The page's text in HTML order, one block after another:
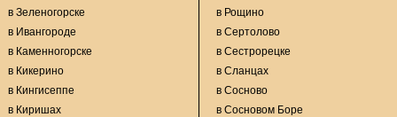
в Зеленогорске
в Ивангороде
в Каменногорске
в Кикерино
в Кингисеппе
в Киришах
в Рощино
в Сертолово
в Сестрорецке
в Сланцах
в Сосново
в Сосновом Боре